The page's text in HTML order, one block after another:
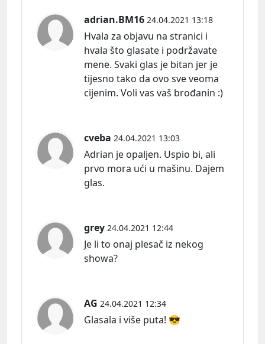
adrian.BM16 24.04.2021 13:18
Hvala za objavu na stranici i
hvala što glasate i podržavate
mene. Svaki glas je bitan jer je
tijesno tako da ovo sve veoma
cijenim. Voli vas vaš brođanin :)
cveba 24.04.2021 13:03
Adrian je opaljen. Uspio bi, ali
prvo mora ući u mašinu. Dajem
glas.
grey 24.04.2021 12:44
Je li to onaj plesač iz nekog
showa?
AG 24.04.2021 12:34
Glasala i više puta! 😎